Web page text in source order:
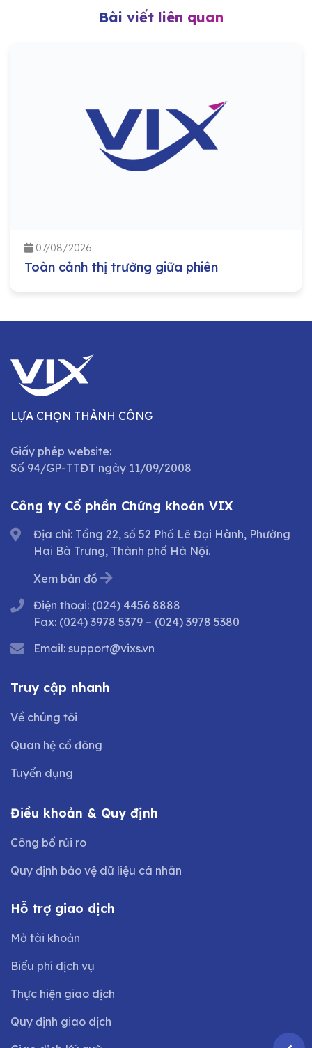
Bài viết liên quan
07/08/2026
Toàn cảnh thị trường giữa phiên
LỰA CHỌN THÀNH CÔNG
Giấy phép website:
Số 94/GP-TTĐT ngày 11/09/2008
Công ty Cổ phần Chứng khoán VIX
Địa chỉ: Tầng 22, số 52 Phố Lê Đại Hành, Phường
Hai Bà Trưng, Thành phố Hà Nội.
Xem bản đồ
Điện thoại: (024) 4456 8888
Fax: (024) 3978 5379 – (024) 3978 5380
Email: support@vixs.vn
Truy cập nhanh
Về chúng tôi
Quan hệ cổ đông
Tuyển dụng
Điều khoản & Quy định
Công bố rủi ro
Quy định bảo vệ dữ liệu cá nhân
Hỗ trợ giao dịch
Mở tài khoản
Biểu phí dịch vụ
Thực hiện giao dịch
Quy định giao dịch